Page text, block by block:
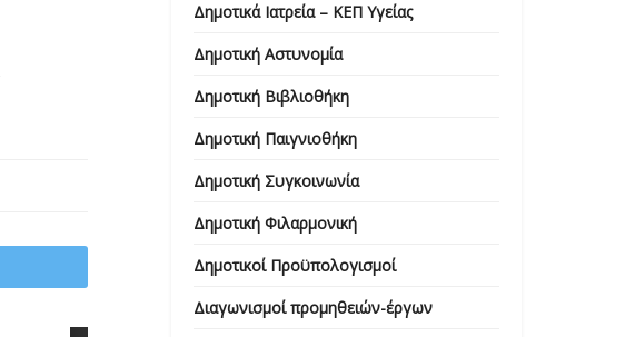
Δημοτικά Ιατρεία – ΚΕΠ Υγείας
Δημοτική Αστυνομία
Δημοτική Βιβλιοθήκη
Δημοτική Παιγνιοθήκη
Δημοτική Συγκοινωνία
Δημοτική Φιλαρμονική
Δημοτικοί Προϋπολογισμοί
Διαγωνισμοί προμηθειών-έργων